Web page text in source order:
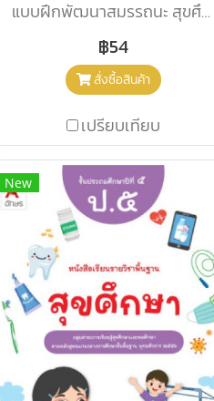
แบบฝึกพัฒนาสมรรถนะ สุขศึกษา ม.2/อจท.
฿54
สั่งซื้อสินค้า
เปรียบเทียบ
New